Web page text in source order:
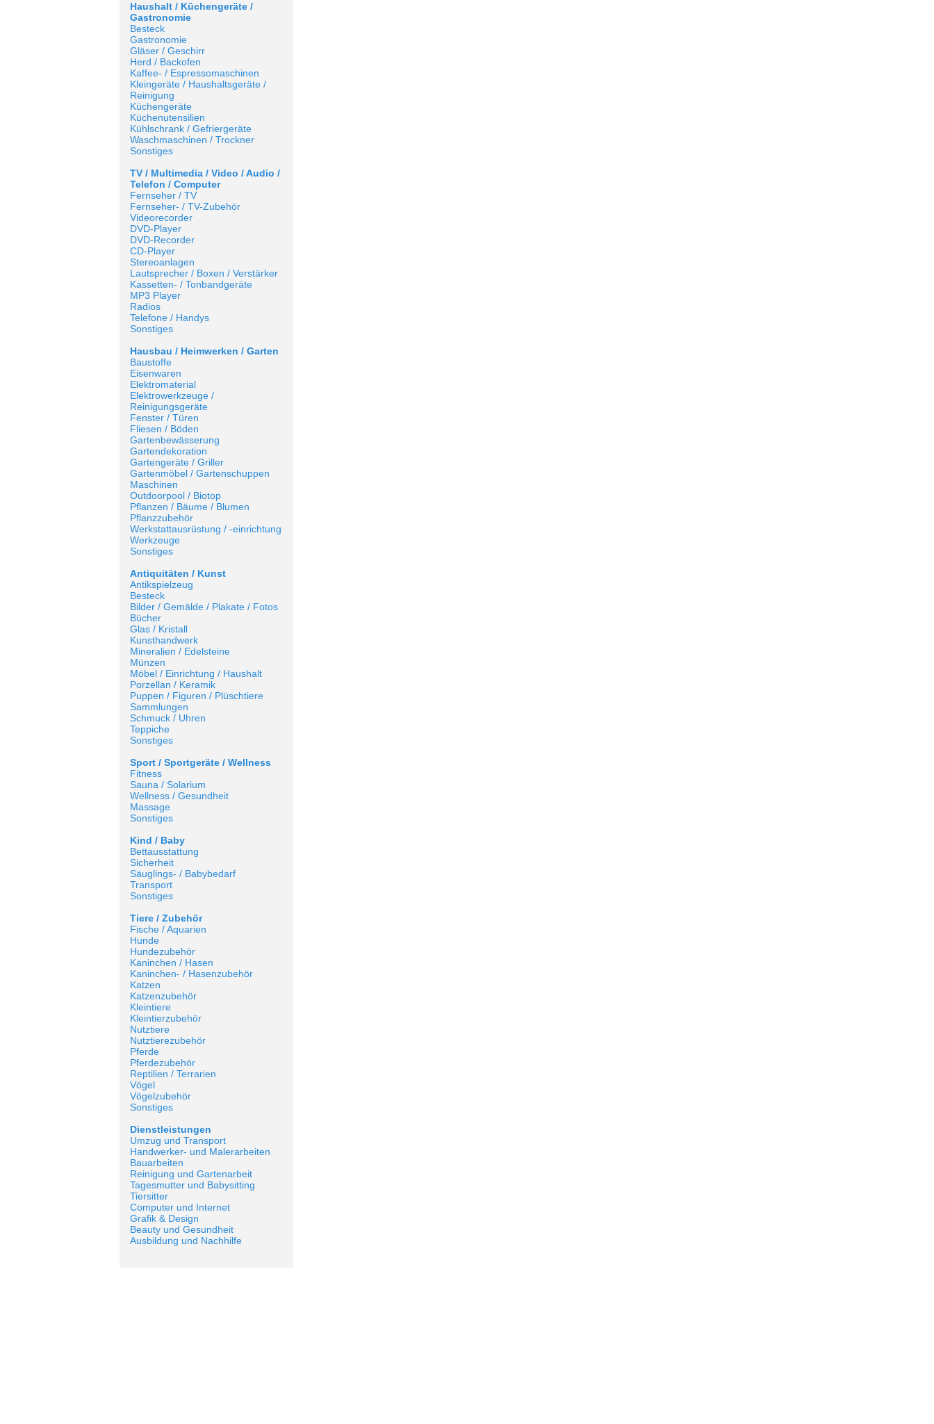
Haushalt / Küchengeräte /
Gastronomie
Besteck
Gastronomie
Gläser / Geschirr
Herd / Backofen
Kaffee- / Espressomaschinen
Kleingeräte / Haushaltsgeräte /
Reinigung
Küchengeräte
Küchenutensilien
Kühlschrank / Gefriergeräte
Waschmaschinen / Trockner
Sonstiges
TV / Multimedia / Video / Audio /
Telefon / Computer
Fernseher / TV
Fernseher- / TV-Zubehör
Videorecorder
DVD-Player
DVD-Recorder
CD-Player
Stereoanlagen
Lautsprecher / Boxen / Verstärker
Kassetten- / Tonbandgeräte
MP3 Player
Radios
Telefone / Handys
Sonstiges
Hausbau / Heimwerken / Garten
Baustoffe
Eisenwaren
Elektromaterial
Elektrowerkzeuge /
Reinigungsgeräte
Fenster / Türen
Fliesen / Böden
Gartenbewässerung
Gartendekoration
Gartengeräte / Griller
Gartenmöbel / Gartenschuppen
Maschinen
Outdoorpool / Biotop
Pflanzen / Bäume / Blumen
Pflanzzubehör
Werkstattausrüstung / -einrichtung
Werkzeuge
Sonstiges
Antiquitäten / Kunst
Antikspielzeug
Besteck
Bilder / Gemälde / Plakate / Fotos
Bücher
Glas / Kristall
Kunsthandwerk
Mineralien / Edelsteine
Münzen
Möbel / Einrichtung / Haushalt
Porzellan / Keramik
Puppen / Figuren / Plüschtiere
Sammlungen
Schmuck / Uhren
Teppiche
Sonstiges
Sport / Sportgeräte / Wellness
Fitness
Sauna / Solarium
Wellness / Gesundheit
Massage
Sonstiges
Kind / Baby
Bettausstattung
Sicherheit
Säuglings- / Babybedarf
Transport
Sonstiges
Tiere / Zubehör
Fische / Aquarien
Hunde
Hundezubehör
Kaninchen / Hasen
Kaninchen- / Hasenzubehör
Katzen
Katzenzubehör
Kleintiere
Kleintierzubehör
Nutztiere
Nutztierezubehör
Pferde
Pferdezubehör
Reptilien / Terrarien
Vögel
Vögelzubehör
Sonstiges
Dienstleistungen
Umzug und Transport
Handwerker- und Malerarbeiten
Bauarbeiten
Reinigung und Gartenarbeit
Tagesmutter und Babysitting
Tiersitter
Computer und Internet
Grafik & Design
Beauty und Gesundheit
Ausbildung und Nachhilfe